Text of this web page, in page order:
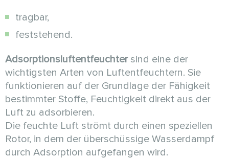
tragbar,
feststehend.
Adsorptionsluftentfeuchtersind eine der
wichtigsten Arten von Luftentfeuchtern. Sie
funktionieren auf der Grundlage der Fähigkeit
bestimmter Stoffe, Feuchtigkeit direkt aus der
Luft zu adsorbieren.
Die feuchte Luft strömt durch einen speziellen
Rotor, in dem der überschüssige Wasserdampf
durch Adsorption aufgefangen wird.